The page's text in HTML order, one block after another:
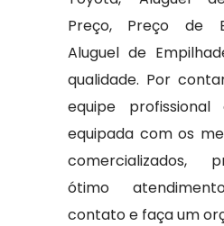
Preço, Preço de
Aluguel de
qualidade. Por
equipe
equipada com os
comercializados,
ótimo
contato e faça um